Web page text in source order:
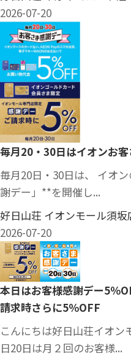
2026-07-20
毎月20・30日はイオンお客
毎月20日・30日は、 イオ
謝デー」**を開催し...
好日山荘 イオンモール須
2026-07-20
本日はお客様感謝デー5％
請求時さらに5％OFF
こんにちは好日山荘イ
日20日は月２回のお客様...